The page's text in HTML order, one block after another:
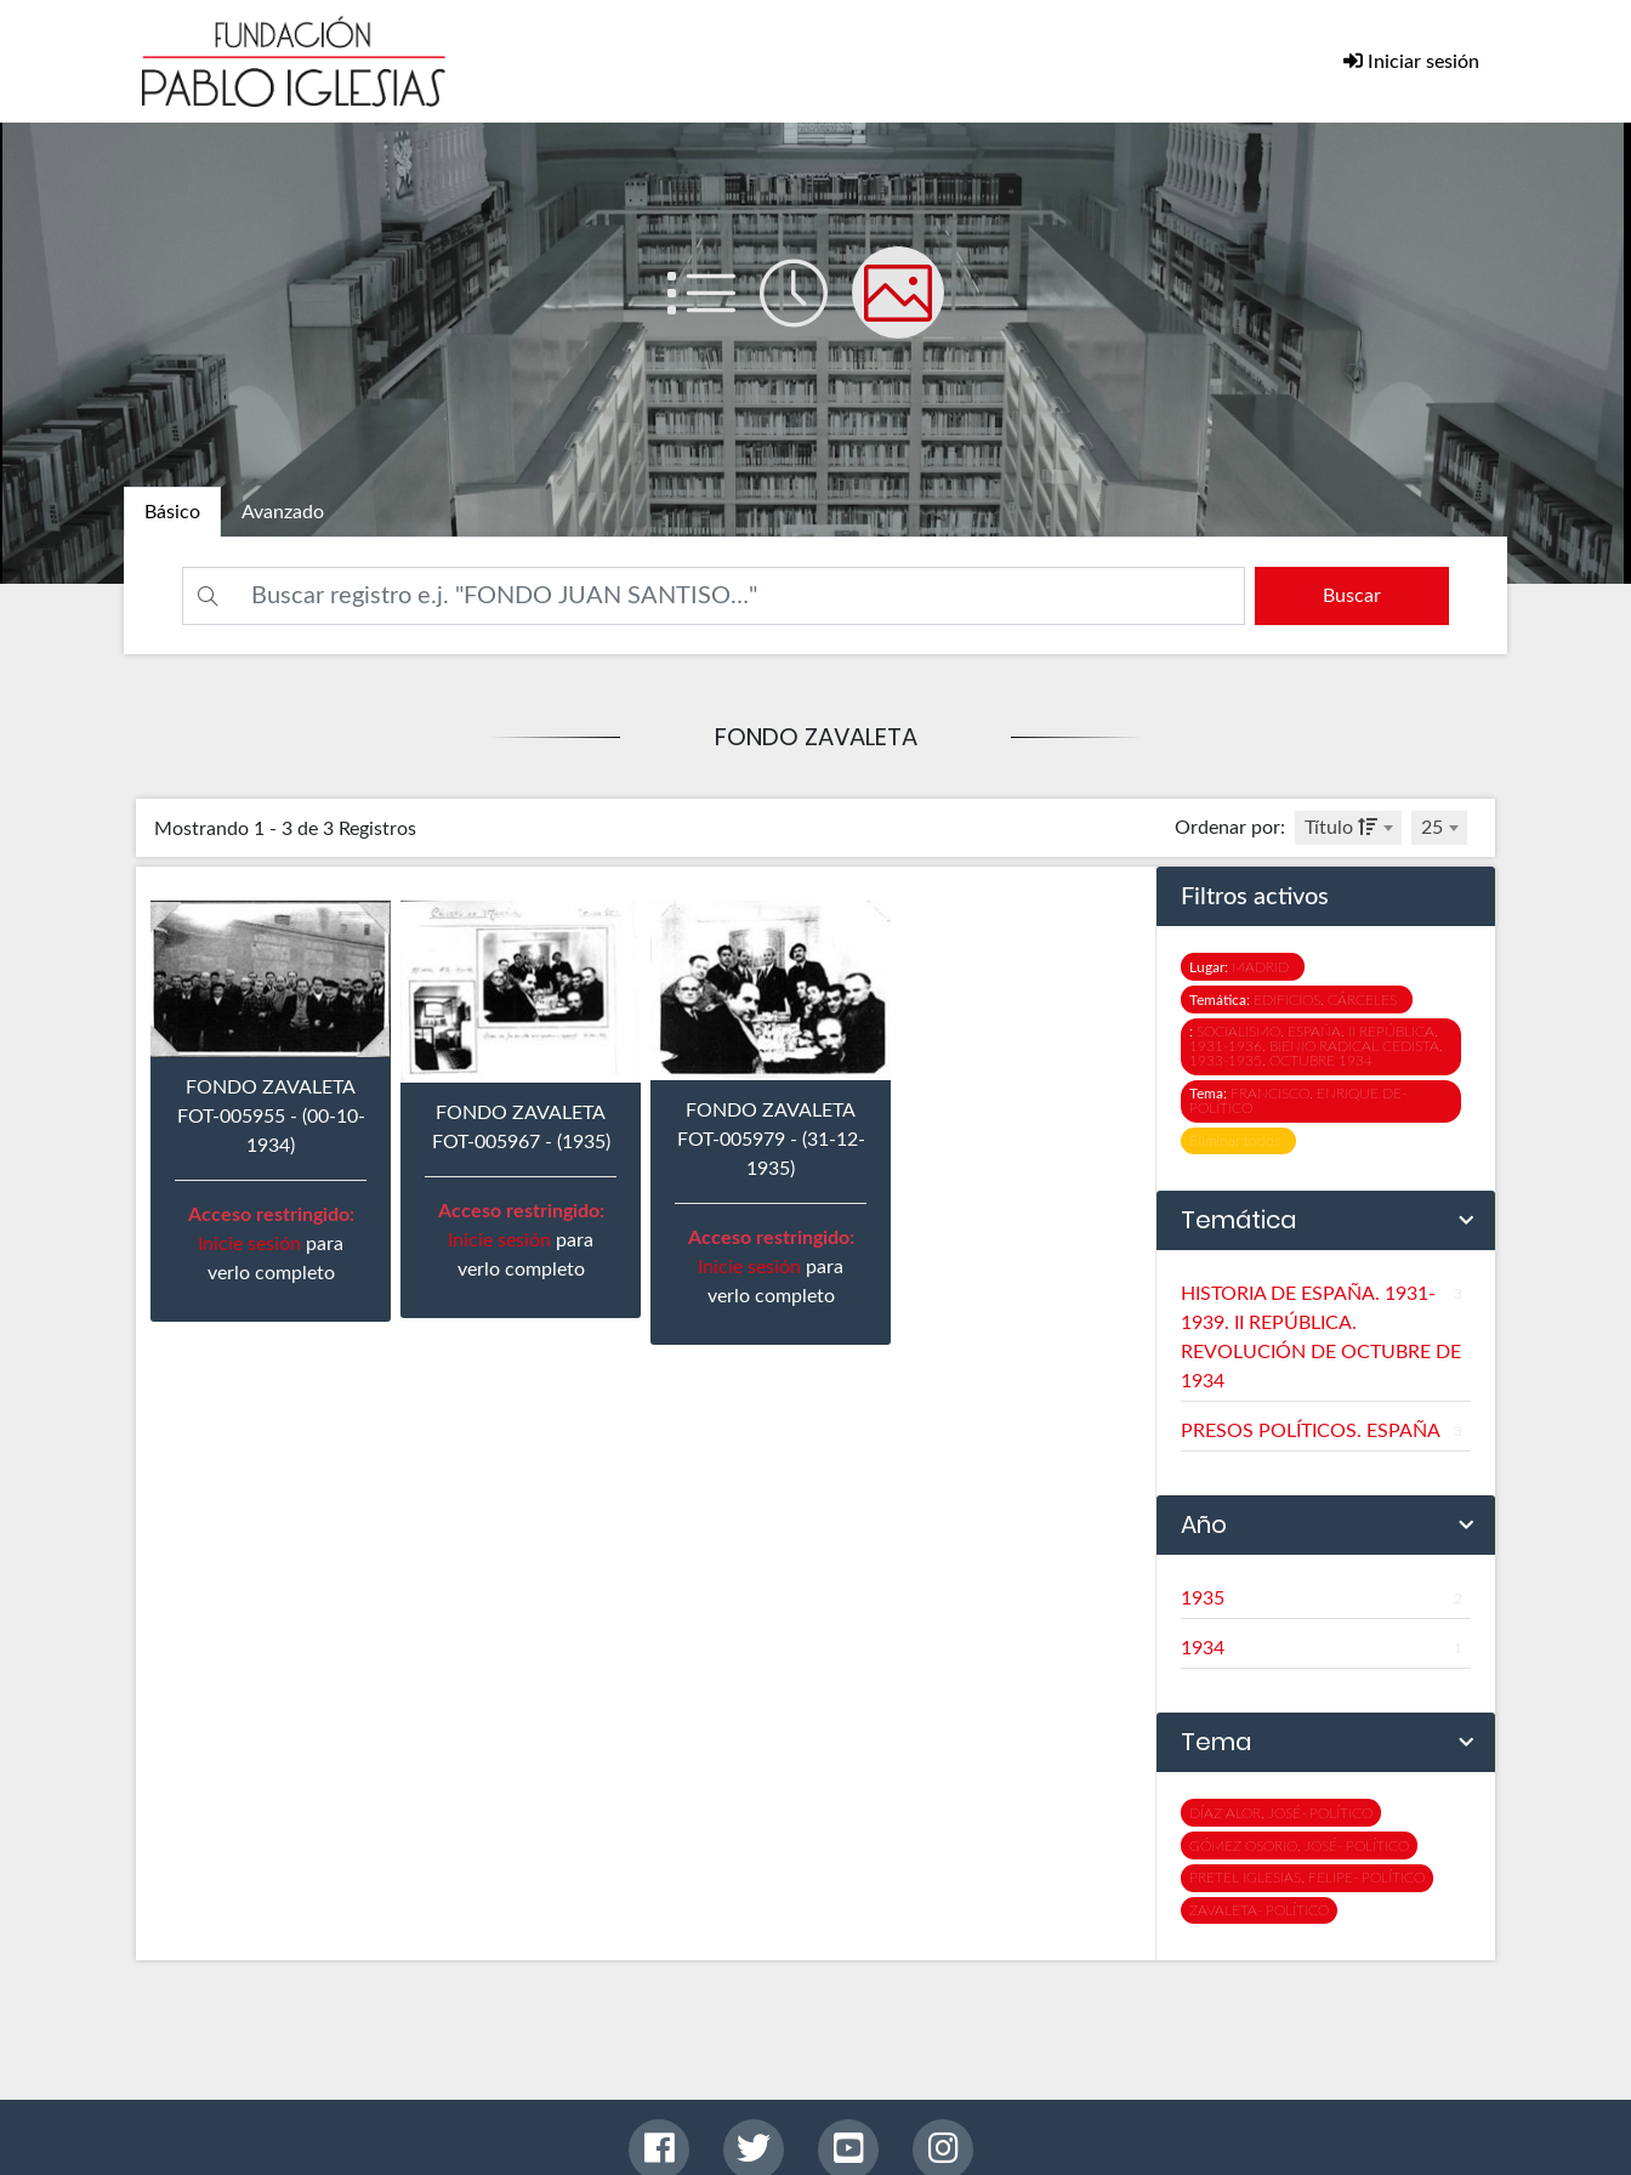
Iniciar sesión
List Time Picture
Básico Avanzado
Buscar
FONDO ZAVALETA
Mostrando 1 - 3 de 3 Registros Ordenar por: Título 25
FONDO ZAVALETA
FOT-005955 - (00-10-
1934)
Acceso restringido:
Inicie sesión para
verlo completo
FONDO ZAVALETA
FOT-005967 - (1935)
Acceso restringido:
Inicie sesión para
verlo completo
FONDO ZAVALETA
FOT-005979 - (31-12-
1935)
Acceso restringido:
Inicie sesión para
verlo completo
Filtros activos
Lugar: MADRID
Temática: EDIFICIOS. CÁRCELES
: SOCIALISMO. ESPAÑA. II REPÚBLICA.
1931-1936. BIENIO RADICAL CEDISTA.
1933-1935. OCTUBRE 1934
Tema: FRANCISCO, ENRIQUE DE-
POLÍTICO
Eliminar todos
Temática
3
HISTORIA DE ESPAÑA. 1931-
1939. II REPÚBLICA.
REVOLUCIÓN DE OCTUBRE DE
1934
3
PRESOS POLÍTICOS. ESPAÑA
Año
1935
1
1934
Tema
DÍAZ ALOR, JOSÉ- POLÍTICO
GÓMEZ OSORIO, JOSÉ- POLÍTICO
PRETEL IGLESIAS, FELIPE- POLÍTICO
ZAVALETA- POLÍTICO